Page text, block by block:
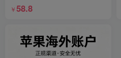
￥58.8